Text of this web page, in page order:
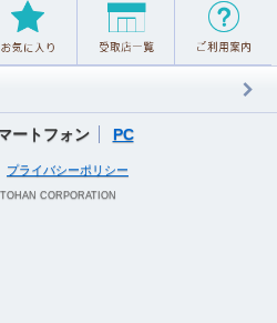
ートフォン PC
プライバシーポリシー
CORPORATION